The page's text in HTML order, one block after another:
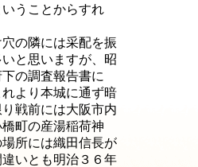
うことからすれ
の隣には采配を振
と思いますが、昭
の調査報告書に
より本城に通ず暗
戦前には大阪市内
町の産湯稲荷神
所には織田信長が
いとも明治３６年